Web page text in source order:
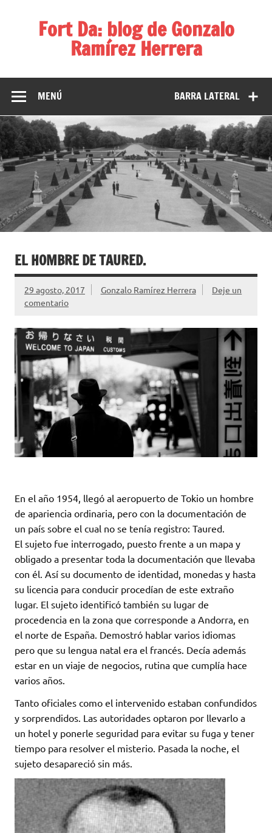
Fort Da: blog de Gonzalo
Ramírez Herrera
BARRA LATERAL
MENÚ
EL HOMBRE DE TAURED.
29 agosto, 2017 Gonzalo Ramírez Herrera
Deje un
comentario
En el año 1954, llegó al aeropuerto de Tokio un hombre
de apariencia ordinaria, pero con la documentación de
un país sobre el cual no se tenía registro: Taured.
El sujeto fue interrogado, puesto frente a un mapa y
obligado a presentar toda la documentación que llevaba
con él. Así su documento de identidad, monedas y hasta
su licencia para conducir procedían de este extraño
lugar. El sujeto identificó también su lugar de
procedencia en la zona que corresponde a Andorra, en
el norte de España. Demostró hablar varios idiomas
pero que su lengua natal era el francés. Decía además
estar en un viaje de negocios, rutina que cumplía hace
varios años.
Tanto oficiales como el intervenido estaban confundidos
y sorprendidos. Las autoridades optaron por llevarlo a
un hotel y ponerle seguridad para evitar su fuga y tener
tiempo para resolver el misterio. Pasada la noche, el
sujeto desapareció sin más.